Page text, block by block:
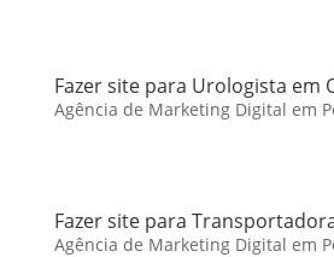
Fazer site para Urologista em
Agência de Marketing Digital em
Fazer site para
Agência de Marketing Digital em